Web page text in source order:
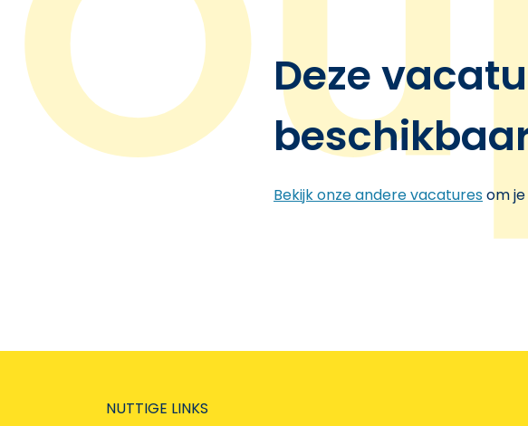
Deze
Bekijk onze andere vacaturesom
NUTTIGE LINKS